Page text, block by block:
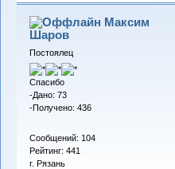
Максим
Шаров
Постоялец
Спасибо
-Дано: 73
-Получено: 436
Сообщений: 104
Рейтинг: 441
г. Рязань